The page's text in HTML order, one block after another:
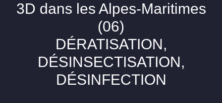
3D dans les Alpes-Maritimes
(06)
DÉRATISATION,
DÉSINSECTISATION,
DÉSINFECTION